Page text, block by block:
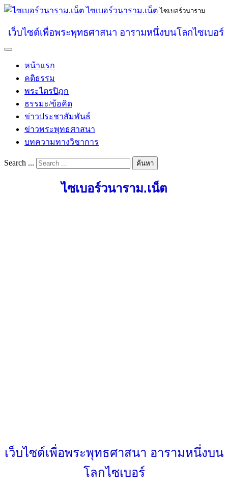
ไซเบอร์วนาราม.เน็ต ไซเบอร์วนาราม.
เว็บไซต์เพื่อพระพุทธศาสนา อารามหนึ่งบนโลกไซเบอร์
หน้าแรก
คติธรรม
พระไตรปิฎก
ธรรมะ/ข้อคิด
ข่าวประชาสัมพันธ์
ข่าวพระพุทธศาสนา
บทความทางวิชาการ
Search ... ค้นหา
ไซเบอร์วนาราม.เน็ต
เว็บไซต์เพื่อพระพุทธศาสนา อารามหนึ่งบน
โลกไซเบอร์